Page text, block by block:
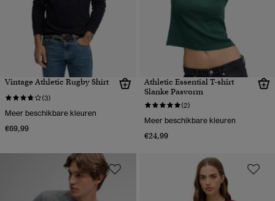
Vintage Athletic Rugby Shirt
(3)
Meer beschikbare kleuren
€69,99
Athletic Essential T-shirt
Slanke Pasvorm
(2)
Meer beschikbare kleuren
€24,99